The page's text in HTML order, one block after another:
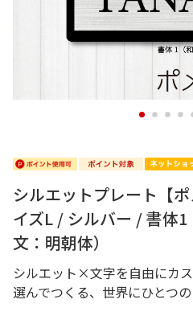
1 2 3 4
シルエットプレート【
イズL / シルバー / 書体
文：明朝体）
シルエット×文字を自由にカ
選んでつくる、世界にひとつ